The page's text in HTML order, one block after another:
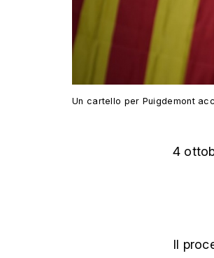
Un cartello per Puigdemont
4
Il